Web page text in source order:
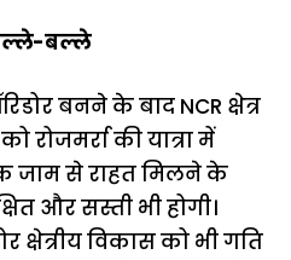
बल्ले
बनने के बाद NCR क्षेत्र
रोजमर्रा की यात्रा में
जाम से राहत मिलने के
और सस्ती भी होगी।
क्षेत्रीय विकास को भी गति